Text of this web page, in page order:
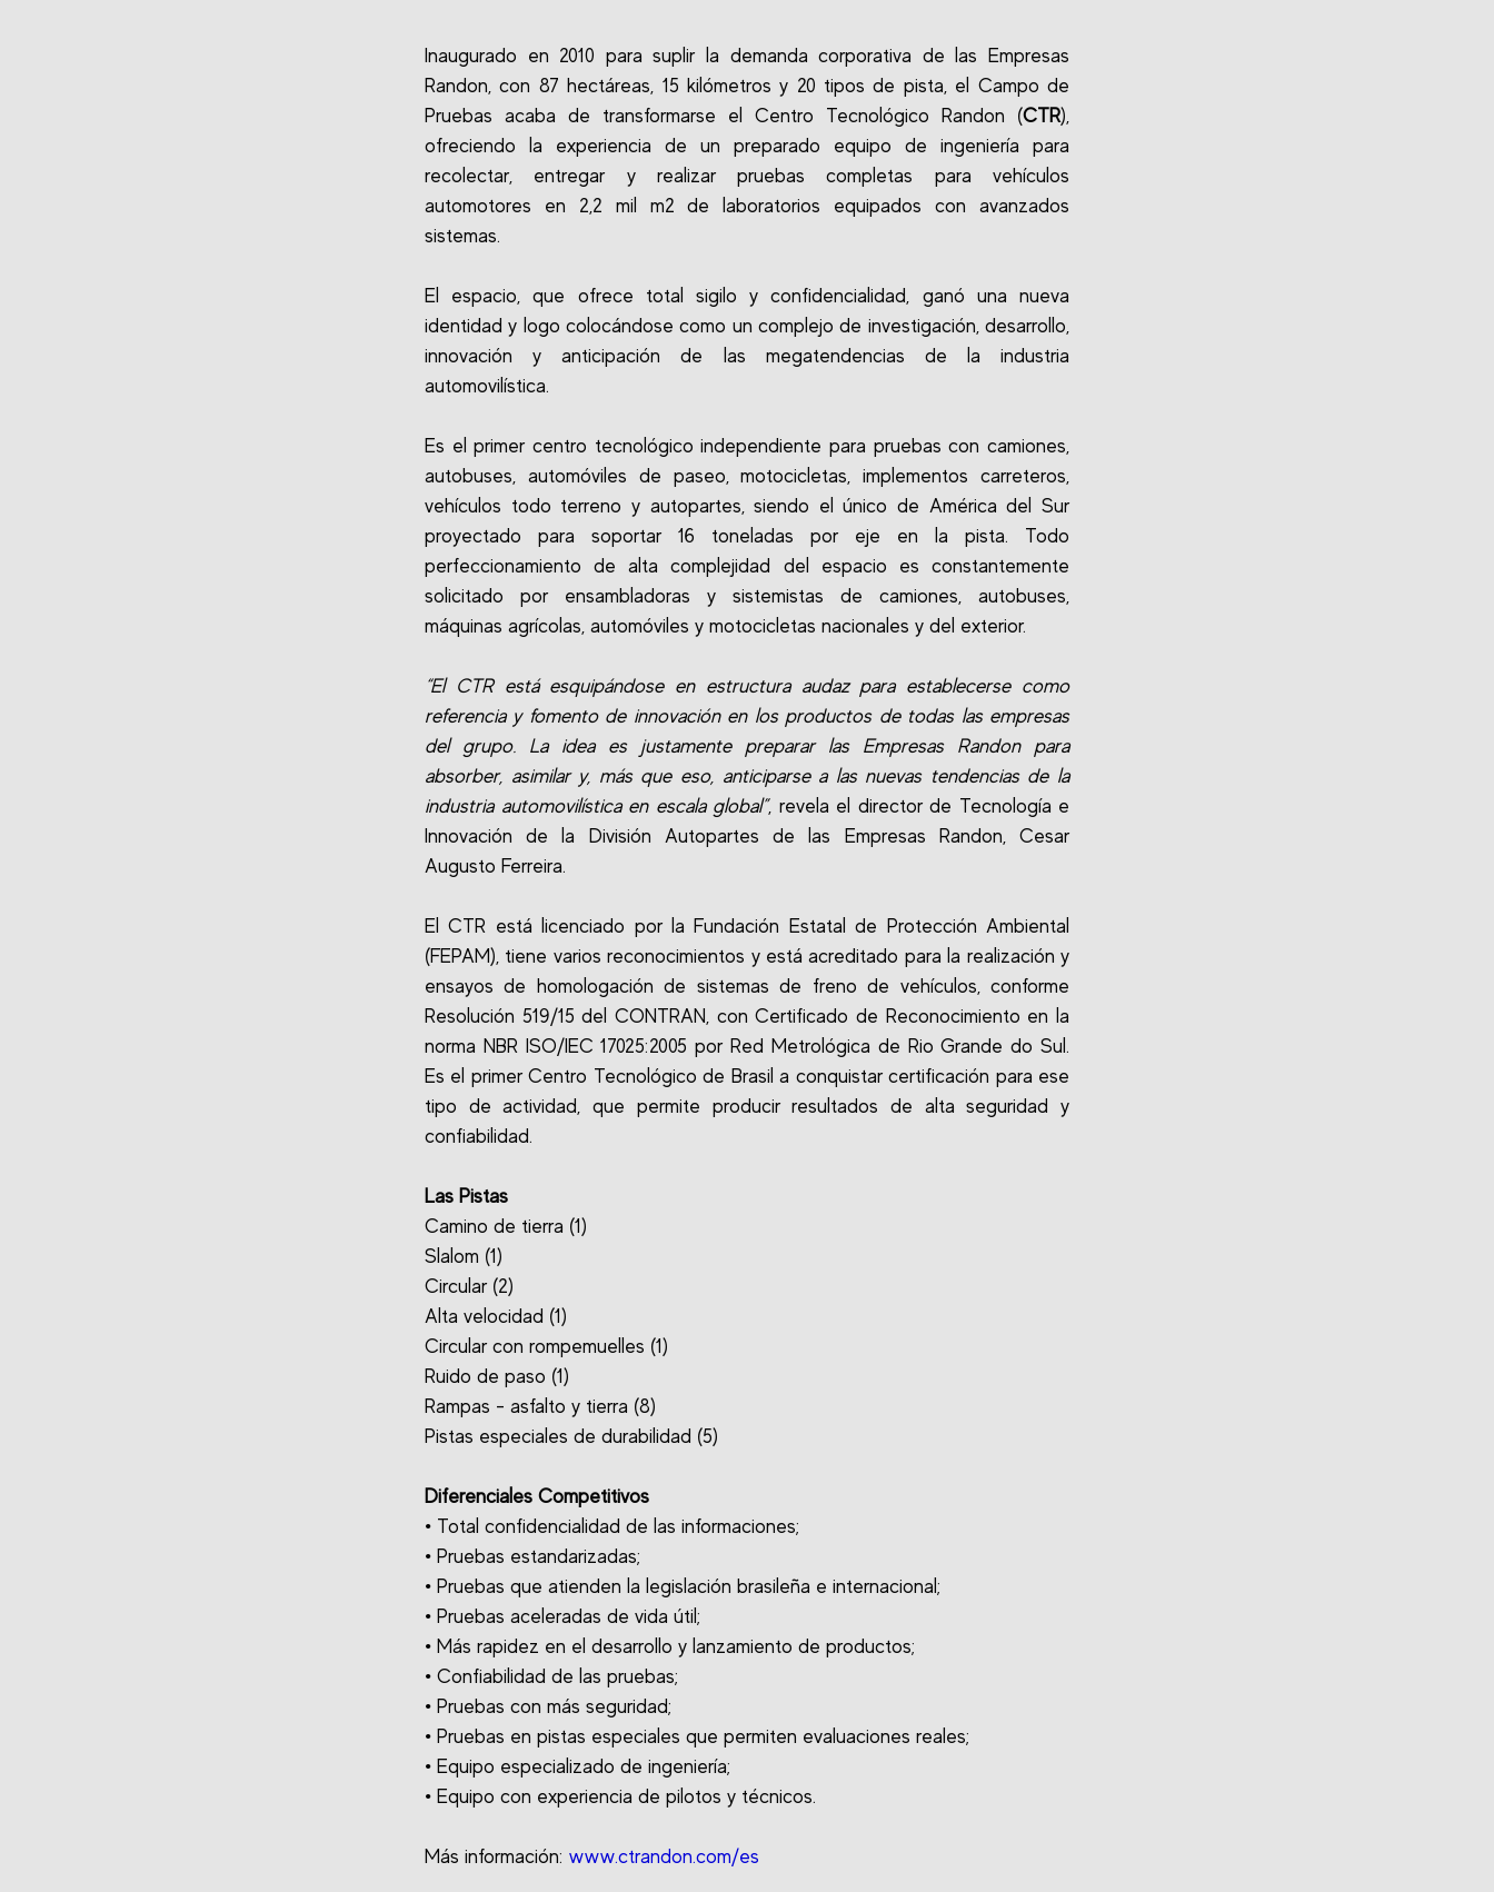
Inaugurado en 2010 para suplir la demanda corporativa de las Empresas
Randon, con 87 hectáreas, 15 kilómetros y 20 tipos de pista, el Campo de
Pruebas acaba de transformarse el Centro Tecnológico Randon (CTR),
ofreciendo la experiencia de un preparado equipo de ingeniería para
recolectar, entregar y realizar pruebas completas para vehículos
automotores en 2,2 mil m2 de laboratorios equipados con avanzados
sistemas.
El espacio, que ofrece total sigilo y confidencialidad, ganó una nueva
identidad y logo colocándose como un complejo de investigación, desarrollo,
innovación y anticipación de las megatendencias de la industria
automovilística.
Es el primer centro tecnológico independiente para pruebas con camiones,
autobuses, automóviles de paseo, motocicletas, implementos carreteros,
vehículos todo terreno y autopartes, siendo el único de América del Sur
proyectado para soportar 16 toneladas por eje en la pista. Todo
perfeccionamiento de alta complejidad del espacio es constantemente
solicitado por ensambladoras y sistemistas de camiones, autobuses,
máquinas agrícolas, automóviles y motocicletas nacionales y del exterior.
“El CTR está esquipándose en estructura audaz para establecerse como
referencia y fomento de innovación en los productos de todas las empresas
del grupo. La idea es justamente preparar las Empresas Randon para
absorber, asimilar y, más que eso, anticiparse a las nuevas tendencias de la
industria automovilística en escala global”, revela el director de Tecnología e
Innovación de la División Autopartes de las Empresas Randon, Cesar
Augusto Ferreira.
El CTR está licenciado por la Fundación Estatal de Protección Ambiental
(FEPAM), tiene varios reconocimientos y está acreditado para la realización y
ensayos de homologación de sistemas de freno de vehículos, conforme
Resolución 519/15 del CONTRAN, con Certificado de Reconocimiento en la
norma NBR ISO/IEC 17025:2005 por Red Metrológica de Rio Grande do Sul.
Es el primer Centro Tecnológico de Brasil a conquistar certificación para ese
tipo de actividad, que permite producir resultados de alta seguridad y
confiabilidad.
Las Pistas
Camino de tierra (1)
Slalom (1)
Circular (2)
Alta velocidad (1)
Circular con rompemuelles (1)
Ruido de paso (1)
Rampas - asfalto y tierra (8)
Pistas especiales de durabilidad (5)
Diferenciales Competitivos
• Total confidencialidad de las informaciones;
• Pruebas estandarizadas;
• Pruebas que atienden la legislación brasileña e internacional;
• Pruebas aceleradas de vida útil;
• Más rapidez en el desarrollo y lanzamiento de productos;
• Confiabilidad de las pruebas;
• Pruebas con más seguridad;
• Pruebas en pistas especiales que permiten evaluaciones reales;
• Equipo especializado de ingeniería;
• Equipo con experiencia de pilotos y técnicos.
Más información: www.ctrandon.com/es